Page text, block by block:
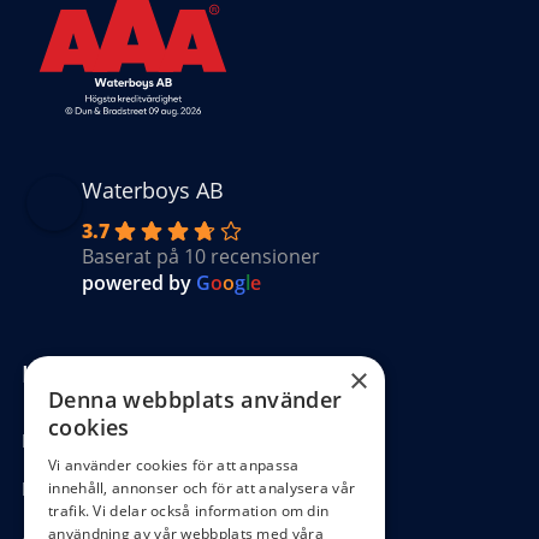
Waterboys AB
3.7
Baserat på 10 recensioner
powered by Google
Kundinformation
Köpvillkor
Hantering GDPR
×
Denna webbplats använder
cookies
Vi använder cookies för att anpassa
innehåll, annonser och för att analysera vår
trafik. Vi delar också information om din
användning av vår webbplats med våra